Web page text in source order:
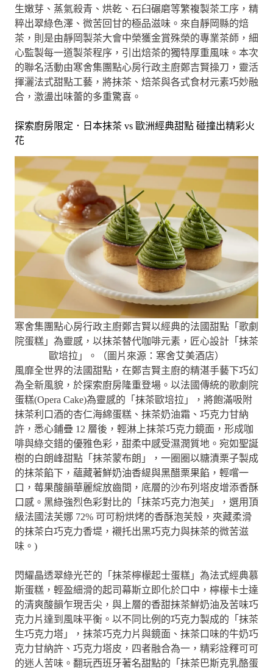
生嫩芽、蒸氣殺青、烘乾、石臼碾磨等繁複製茶工序，精
粹出翠綠色澤、微苦回甘的極品滋味。來自靜岡縣的焙
茶，則是由靜岡製茶大會中榮獲金賞殊榮的專業茶師，細
心監製每一道製茶程序，引出焙茶的獨特厚重風味。本次
的聯名活動由寒舍集團點心房行政主廚鄭吉賢操刀，靈活
揮灑法式甜點工藝，將抹茶、焙茶與各式食材元素巧妙融
合，激盪出味蕾的多重驚喜。
探索廚房限定．日本抹茶 vs 歐洲經典甜點 碰撞出精彩火
花
寒舍集團點心房行政主廚鄭吉賢以經典的法國甜點「歌劇
院蛋糕」為靈感，以抹茶替代咖啡元素，匠心設計「抹茶
歐培拉」。（圖片來源：寒舍艾美酒店）
風靡全世界的法國甜點，在鄭吉賢主廚的精湛手藝下巧幻
為全新風貌，於探索廚房隆重登場。以法國傳統的歌劇院
蛋糕(Opera Cake)為靈感的「抹茶歐培拉」，將飽滿吸附
抹茶利口酒的杏仁海綿蛋糕、抹茶奶油霜、巧克力甘納
許，悉心鋪疊 12 層後，輕淋上抹茶巧克力鏡面，形成咖
啡與綠交錯的優雅色彩，甜柔中感受濕潤質地。宛如聖誕
樹的白朗峰甜點「抹茶蒙布朗」，一圈圈以糖漬栗子製成
的抹茶餡下，蘊藏著鮮奶油香緹與黑醋栗果餡，輕嚐一
口，莓果酸韻華麗綻放齒間，底層的沙布列塔皮增添香酥
口感。黑綠強烈色彩對比的「抹茶巧克力泡芙」，選用頂
級法國法芙娜 72% 可可粉烘烤的香酥泡芙殼，夾藏柔滑
的抹茶白巧克力香堤，襯托出黑巧克力與抹茶的微苦滋
味。)
閃耀晶透翠綠光芒的「抹茶檸檬起士蛋糕」為法式經典慕
斯蛋糕，輕盈細滑的起司幕斯立即化於口中，檸檬卡士達
的清爽酸韻乍現舌尖，與上層的香甜抹茶鮮奶油及苦味巧
克力片達到風味平衡。以不同比例的巧克力製成的「抹茶
生巧克力塔」，抹茶巧克力片與鏡面、抹茶口味的牛奶巧
克力甘納許、巧克力塔皮，四者融合為一，精彩詮釋可可
的迷人苦味。翻玩西班牙著名甜點的「抹茶巴斯克乳酪蛋